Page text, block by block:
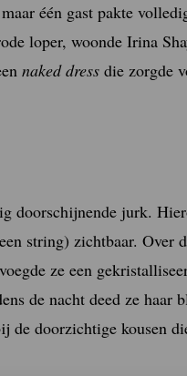
één gast pakte
loper, woonde Irina
naked dress die zorgde
doorschijnende jurk.
string) zichtbaar. Over
ze een
de nacht deed ze haar
de doorzichtige kousen